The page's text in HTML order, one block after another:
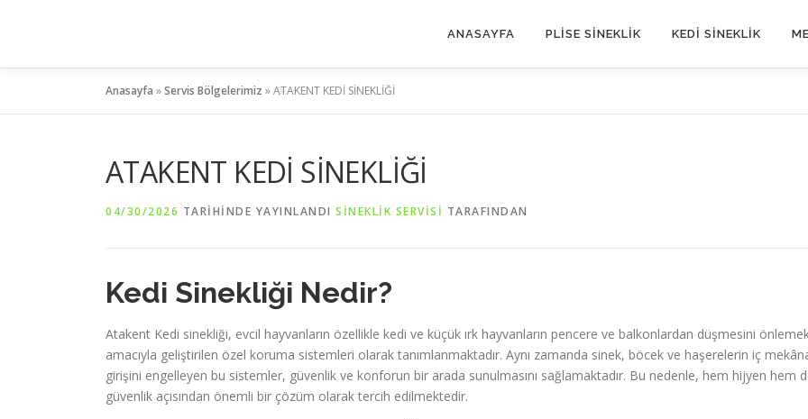
ANASAYFA PLİSE SİNEKLİK KEDİ SİNEKLİK
Anasayfa »Servis Bölgelerimiz »ATAKENT KEDİ SİNEKLİĞİ
ATAKENT KEDİ SİNEKLİĞİ
04/30/2026 TARIHINDE YAYINLANDI SINEKLIK SERVISI TARAFINDAN
Kedi Sinekliği Nedir?
Atakent Kedi sinekliği, evcil hayvanların özellikle kedi ve küçük ırk hayvanların pencere ve balkonlardan düşmesini
amacıyla geliştirilen özel koruma sistemleri olarak tanımlanmaktadır. Aynı zamanda sinek, böcek ve haşerelerin iç
girişini engelleyen bu sistemler, güvenlik ve konforun bir arada sunulmasını sağlamaktadır. Bu nedenle, hem hijyen hem
güvenlik açısından önemli bir çözüm olarak tercih edilmektedir.